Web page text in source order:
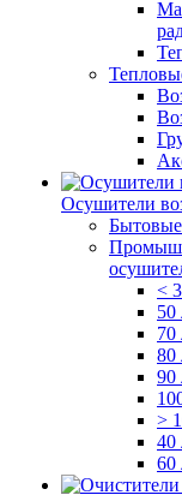
Осушители
<
50
70
80
90
>
40
60